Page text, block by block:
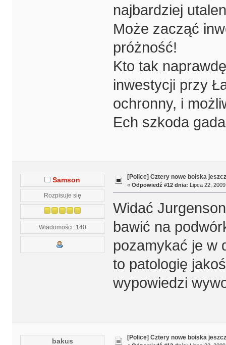
najbardziej
Może zacząć
próżność!
Kto tak
inwestycji przy
ochronny, i
Ech szkoda
Samson
Rozpisuje się
Wiadomości: 140
[Police] Cztery nowe boiska
« Odpowiedź #12 dnia: Lipca 22,
Widać
bawić na
pozamykać je w
to patologię
wypowiedzi
bakus [Police] Cztery nowe boiska